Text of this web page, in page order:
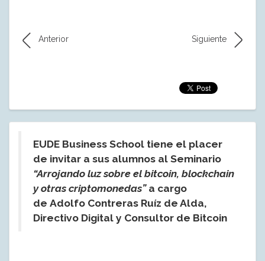
Anterior Siguiente
EUDE Business School tiene el placer
de invitar a sus alumnos al Seminario
“Arrojando luz sobre el bitcoin, blockchain
y otras criptomonedas” a cargo
de Adolfo Contreras Ruíz de Alda,
Directivo Digital y Consultor de Bitcoin